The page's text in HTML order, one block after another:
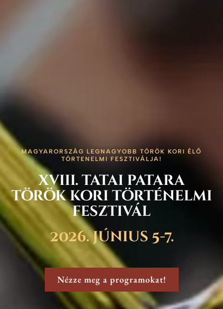
MAGYARORSZÁG LEGNAGYOBB TÖRÖK KORI ÉLŐ
TÖRTENELMI FESZTIVÁLJA!
xviii. tatai patara
török kori történelmi
fesztivál
2026. június 5-7.
Nézze meg a programokat!